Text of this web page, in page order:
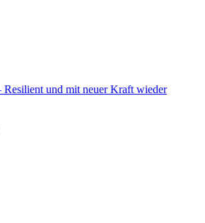
und mit neuer Kraft wieder